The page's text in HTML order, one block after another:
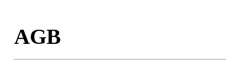
AGB